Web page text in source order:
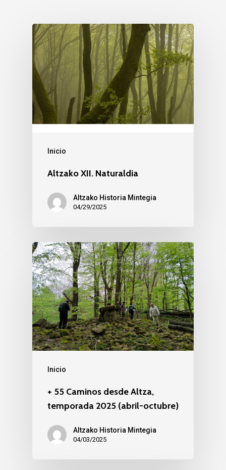
Inicio
Altzako XII. Naturaldia
Altzako Historia Mintegia
04/29/2025
Inicio
+ 55 Caminos desde Altza,
temporada 2025 (abril-octubre)
Altzako Historia Mintegia
04/03/2025